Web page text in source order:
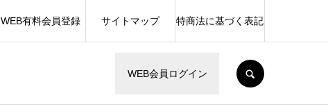
WEB会員ログイン
WEB有料会員登録 サイトマップ 特商法に基づく表記